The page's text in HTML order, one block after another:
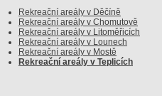
Rekreační areály v Děčíně
Rekreační areály v Chomutově
Rekreační areály v Litoměřicích
Rekreační areály v Lounech
Rekreační areály v Mostě
Rekreační areály v Teplicích